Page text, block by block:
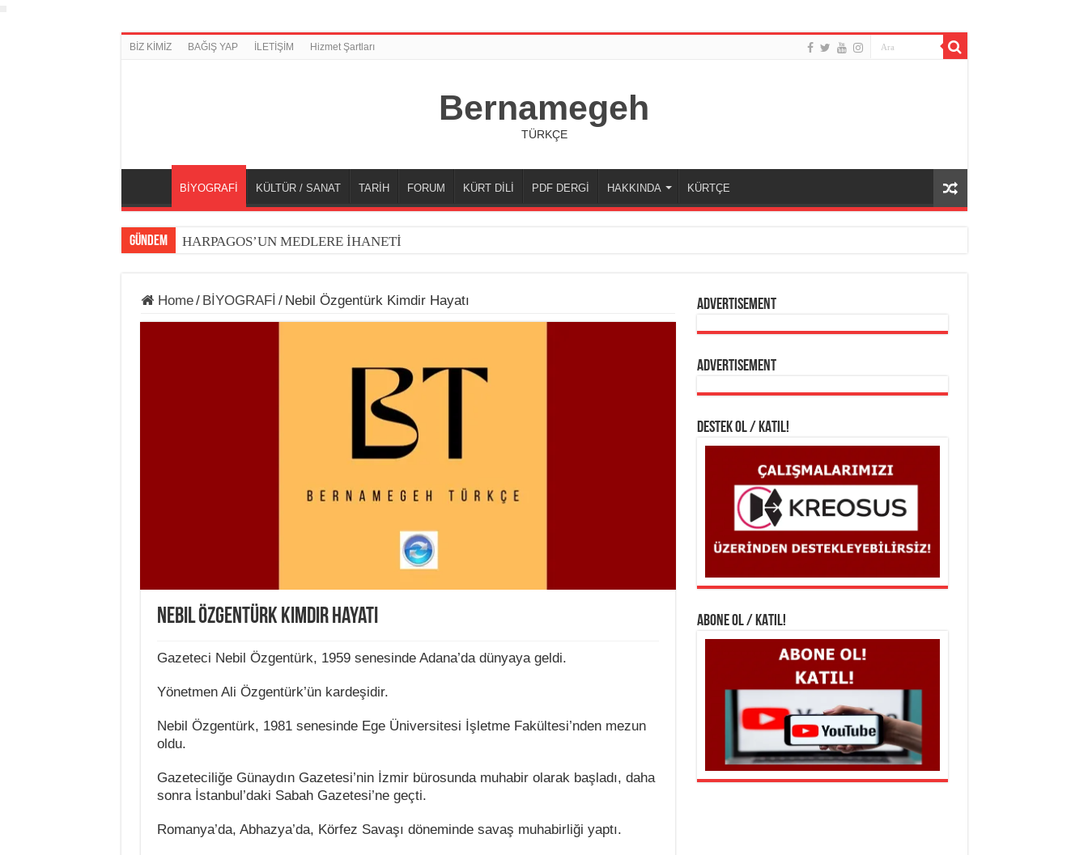
BİZ KİMİZ BAĞIŞ YAP İLETİŞİM Hizmet Şartları
Bernamegeh
TÜRKÇE
BİYOGRAFİ KÜLTÜR / SANAT TARİH FORUM KÜRT DİLİ PDF DERGİ HAKKINDA KÜRTÇE
GÜNDEM HARPAGOS’UN MEDLERE İHANETİ
Home/ BİYOGRAFİ / Nebil Özgentürk Kimdir Hayatı
Nebil Özgentürk Kimdir Hayatı
Gazeteci Nebil Özgentürk, 1959 senesinde Adana’da dünyaya geldi.
Yönetmen Ali Özgentürk’ün kardeşidir.
Nebil Özgentürk, 1981 senesinde Ege Üniversitesi İşletme Fakültesi’nden mezun
oldu.
Gazeteciliğe Günaydın Gazetesi’nin İzmir bürosunda muhabir olarak başladı, daha
sonra İstanbul’daki Sabah Gazetesi’ne geçti.
Romanya’da, Abhazya’da, Körfez Savaşı döneminde savaş muhabirliği yaptı.
Advertisement
Advertisement
DESTEK OL / KATIL!
ABONE OL / KATIL!